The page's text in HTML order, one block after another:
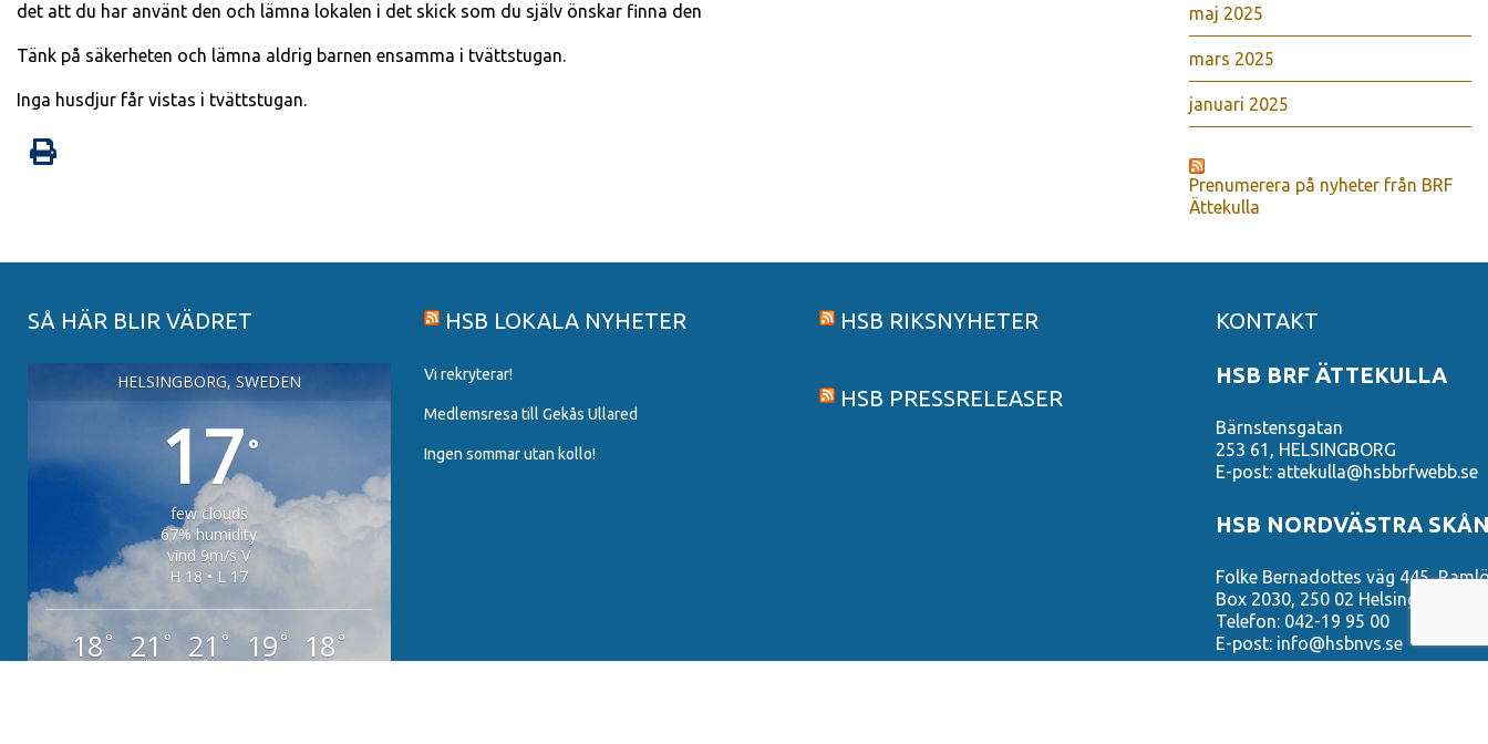
det att du har använt den och lämna lokalen i det skick som du själv önskar finna den
Tänk på säkerheten och lämna aldrig barnen ensamma i tvättstugan.
Inga husdjur får vistas i tvättstugan.
maj 2025
mars 2025
januari 2025
Prenumerera på nyheter från BRF
Ättekulla
SÅ HÄR BLIR VÄDRET
HELSINGBORG, SWEDEN
17°
few clouds
67% humidity
vind 9m/s V
H 18 • L 17
18°
FRE
21 °
LÖR
21 °
SÖN
19 °
MÅN
18 °
TIS
HSB LOKALA NYHETER
Vi rekryterar!
Medlemsresa till Gekås Ullared
Ingen sommar utan kollo!
HSB RIKSNYHETER
HSB PRESSRELEASER
KONTAKT
HSB BRF ÄTTEKULLA
Bärnstensgatan
253 61, HELSINGBORG
E-post: attekulla@hsbbrfwebb.se
HSB NORDVÄSTRA
Folke Bernadottes väg 445,
Box 2030, 250 02 Helsingborg
Telefon: 042-19 95 00
E-post: info@hsbnvs.se